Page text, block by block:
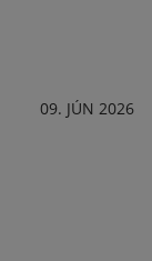
09. JÚN 2026